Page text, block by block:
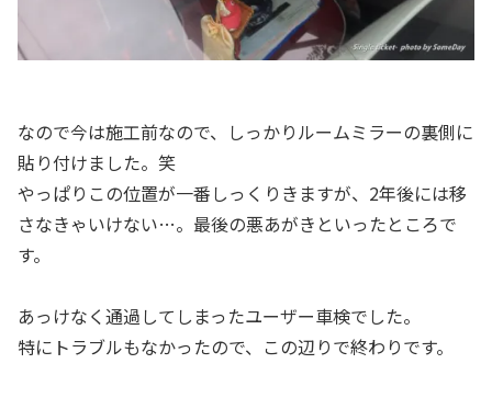
なので今は施工前なので、しっかりルームミラーの裏側に
貼り付けました。笑
やっぱりこの位置が一番しっくりきますが、2年後には移
さなきゃいけない…。最後の悪あがきといったところで
す。
あっけなく通過してしまったユーザー車検でした。
特にトラブルもなかったので、この辺りで終わりです。